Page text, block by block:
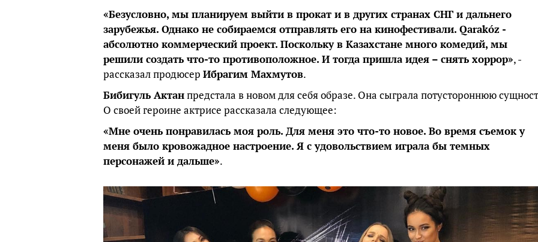
«Безусловно, мы планируем выйти в прокат и в других странах СНГ и дальнего
зарубежья. Однако не собираемся отправлять его на кинофестивали. Qarakóz -
абсолютно коммерческий проект. Поскольку в Казахстане много комедий, мы
решили создать что-то противоположное. И тогда пришла идея – снять хоррор», -
рассказал продюсер Ибрагим Махмутов.
Бибигуль Актанпредстала в новом для себя образе. Она сыграла потустороннюю
О своей героине актрисе рассказала следующее:
«Мне очень понравилась моя роль. Для меня это что-то новое. Во время съемок у
меня было кровожадное настроение. Я с удовольствием играла бы темных
персонажей и дальше».